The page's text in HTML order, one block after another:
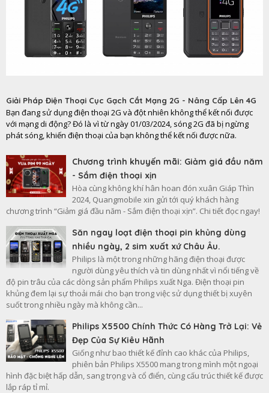
Giải Pháp Điện Thoại Cục Gạch Cắt Mạng 2G - Nâng Cấp Lên 4G
Bạn đang sử dụng điện thoại 2G và đột nhiên không thể kết nối được
với mạng di động? Đó là vì từ ngày 01/03/2024, sóng 2G đã bị ngừng
phát sóng, khiến điện thoại của bạn không thể kết nối được nữa.
Chương trình khuyến mãi: Giảm giá đầu năm
- Sắm điện thoại xịn
Hòa cùng không khí hân hoan đón xuân Giáp Thìn
2024, Quangmobile xin gửi tới quý khách hàng
chương trình “Giảm giá đầu năm - Sắm điện thoại xịn”. Chi tiết đọc ngay!
Săn ngay loạt điện thoại pin khủng dùng
nhiều ngày, 2 sim xuất xứ Châu Âu.
Philips là một trong những hãng điện thoại được
người dùng yêu thích và tin dùng nhất vì nổi tiếng về
độ pin trâu của các dòng sản phẩm Philips xuất Nga. Điện thoại pin
khủng đem lại sự thoải mái cho bạn trong việc sử dụng thiết bị xuyên
suốt trong nhiều ngày mà không cần...
Philips X5500 Chính Thức Có Hàng Trở Lại: Vẻ
Đẹp Của Sự Kiêu Hãnh
Giống như bao thiết kế đỉnh cao khác của Philips,
phiên bản Philips X5500 mang trong mình một ngoại
hình đặc biệt hấp dẫn, sang trọng và cổ điển, cùng cấu trúc thiết kế được
lắp ráp tỉ mỉ.